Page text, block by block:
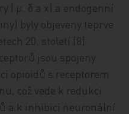
( µ, δ a χ) a endogenní
byly objeveny teprve
20. století [8].
jsou spojeny
opioidů s receptorem
což vede k redukci
a k inhibici neuronální